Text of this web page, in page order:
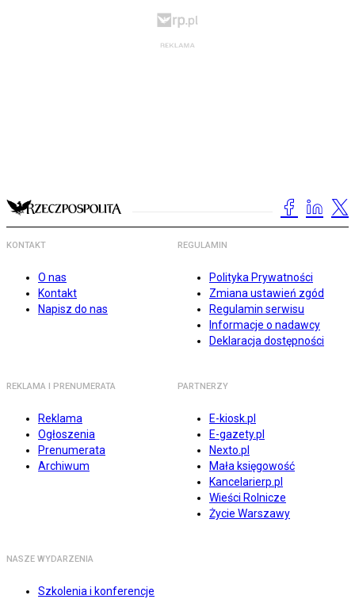
KONTAKT
O nas
Kontakt
Napisz do nas
REGULAMIN
Polityka Prywatności
Zmiana ustawień zgód
Regulamin serwisu
Informacje o nadawcy
Deklaracja dostępności
REKLAMA I PRENUMERATA
Reklama
Ogłoszenia
Prenumerata
Archiwum
PARTNERZY
E-kiosk.pl
E-gazety.pl
Nexto.pl
Mała księgowość
Kancelarierp.pl
Wieści Rolnicze
Życie Warszawy
NASZE WYDARZENIA
Szkolenia i konferencje